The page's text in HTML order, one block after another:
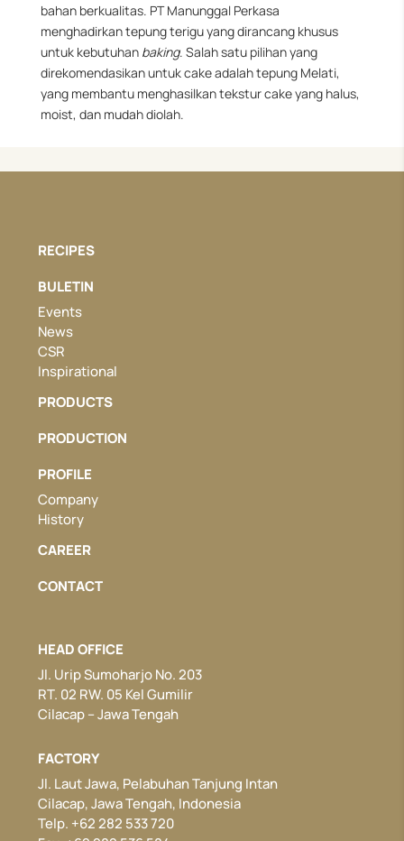
bahan berkualitas. PT Manunggal Perkasa
menghadirkan tepung terigu yang dirancang khusus
untuk kebutuhan baking. Salah satu pilihan yang
direkomendasikan untuk cake adalah tepung Melati,
yang membantu menghasilkan tekstur cake yang halus,
moist, dan mudah diolah.
RECIPES
BULETIN
Events
News
CSR
Inspirational
PRODUCTS
PRODUCTION
PROFILE
Company
History
CAREER
CONTACT
HEAD OFFICE
Jl. Urip Sumoharjo No. 203
RT. 02 RW. 05 Kel Gumilir
Cilacap – Jawa Tengah
FACTORY
Jl. Laut Jawa, Pelabuhan Tanjung Intan
Cilacap, Jawa Tengah, Indonesia
Telp. +62 282 533 720